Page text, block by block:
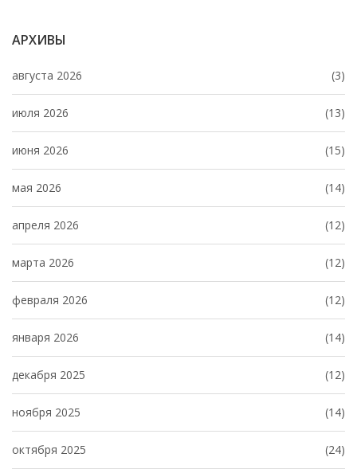
АРХИВЫ
августа 2026 (3)
июля 2026 (13)
июня 2026 (15)
мая 2026 (14)
апреля 2026 (12)
марта 2026 (12)
февраля 2026 (12)
января 2026 (14)
декабря 2025 (12)
ноября 2025 (14)
октября 2025 (24)